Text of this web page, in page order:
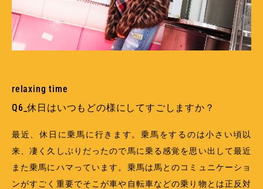
relaxing time
Q6_休日はいつもどの様にしてすごしますか？
最近、休日に乗馬に行きます。乗馬をするのは小さい頃以
来、凄く久しぶりだったので馬に乗る感覚を思い出して最近
また乗馬にハマっています。乗馬は馬とのコミュニケーショ
ンがすごく重要でそこが車や自転車などの乗り物とは正反対